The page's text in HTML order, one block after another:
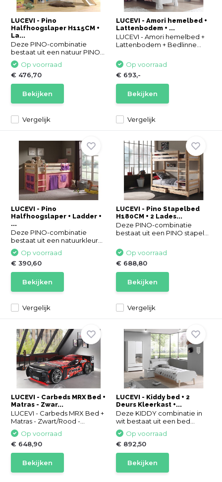
LUCEVI - Pino
Halfhoogslaper H115CM +
La...
Deze PINO-combinatie
bestaat uit een natuur PINO...
Vergelijk
Op voorraad
€ 476,70
Bekijken
LUCEVI - Amori hemelbed +
Lattenbodem + ...
LUCEVI - Amori hemelbed +
Lattenbodem + Bedlinne...
Vergelijk
Op voorraad
€ 693,-
Bekijken
LUCEVI - Pino
Halfhoogslaper + Ladder +
...
Deze PINO-combinatie
bestaat uit een natuurkleur...
Vergelijk
Op voorraad
€ 390,60
Bekijken
LUCEVI - Pino Stapelbed
H180CM + 2 Lades...
Deze PINO-combinatie
bestaat uit een PINO stapel...
Vergelijk
Op voorraad
€ 688,80
Bekijken
LUCEVI - Carbeds MRX Bed +
Matras - Zwar...
LUCEVI - Carbeds MRX Bed +
Matras - Zwart/Rood -...
Op voorraad
€ 648,90
Bekijken
LUCEVI - Kiddy bed + 2
Deurs Kleerkast +...
Deze KIDDY combinatie in
wit bestaat uit een bed...
Op voorraad
€ 892,50
Bekijken